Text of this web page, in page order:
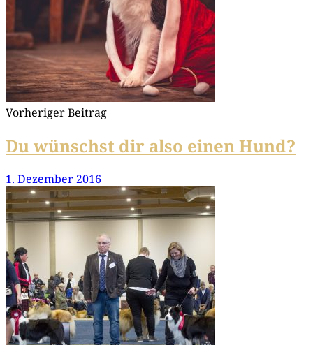
Vorheriger Beitrag
Du wünschst dir also einen Hund?
1. Dezember 2016